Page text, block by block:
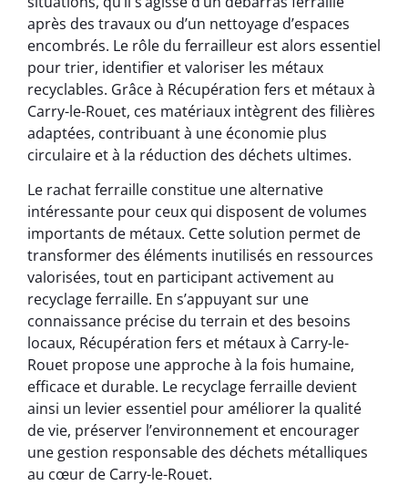
après des travaux ou d’un nettoyage d’espaces
encombrés. Le rôle du ferrailleur est alors essentiel
pour trier, identifier et valoriser les métaux
recyclables. Grâce à Récupération fers et métaux à
Carry-le-Rouet, ces matériaux intègrent des filières
adaptées, contribuant à une économie plus
circulaire et à la réduction des déchets ultimes.
Le rachat ferraille constitue une alternative
intéressante pour ceux qui disposent de volumes
importants de métaux. Cette solution permet de
transformer des éléments inutilisés en ressources
valorisées, tout en participant activement au
recyclage ferraille. En s’appuyant sur une
connaissance précise du terrain et des besoins
locaux, Récupération fers et métaux à Carry-le-
Rouet propose une approche à la fois humaine,
efficace et durable. Le recyclage ferraille devient
ainsi un levier essentiel pour améliorer la qualité
de vie, préserver l’environnement et encourager
une gestion responsable des déchets métalliques
au cœur de Carry-le-Rouet.